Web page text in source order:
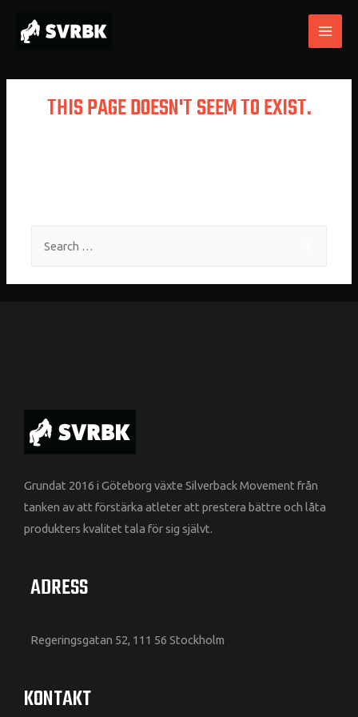
THIS PAGE DOESN'T SEEM TO EXIST.
Grundat 2016 i Göteborg växte Silverback Movement från
tanken av att förstärka atleter att prestera bättre och låta
produkters kvalitet tala för sig självt.
ADRESS
Regeringsgatan 52, 111 56 Stockholm
KONTAKT